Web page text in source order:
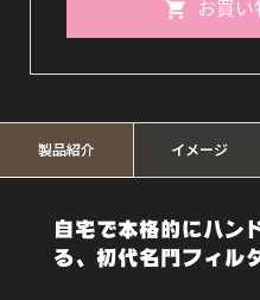
名
門
ィ
タ
ー
お買い
製品紹介 イメージ
自宅で本格的にハン
る、初代名門フィル